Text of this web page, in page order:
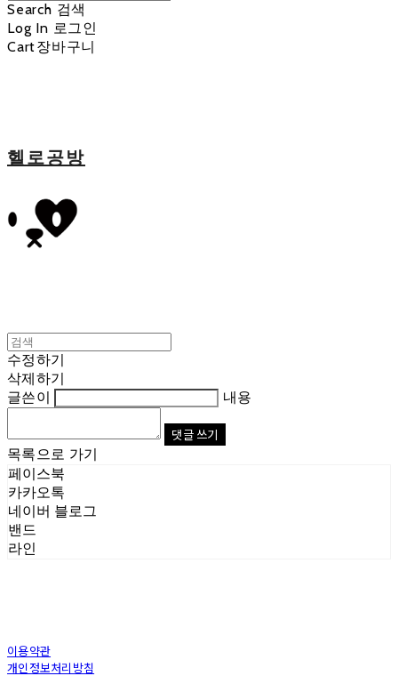
Search 검색
Log In 로그인
Cart장바구니
헬로공방
수정하기
삭제하기
글쓴이
내용
댓글 쓰기
목록으로 가기
페이스북
카카오톡
네이버 블로그
밴드
라인
이용약관
개인정보처리방침